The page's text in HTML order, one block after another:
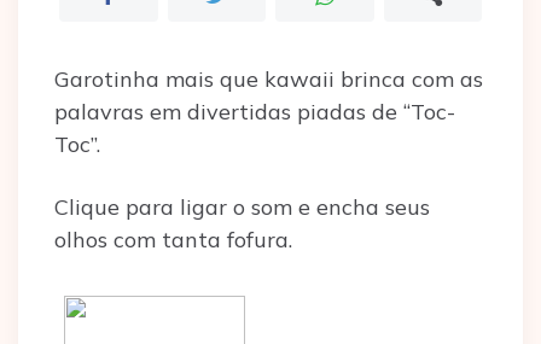
Garotinha mais que kawaii brinca com as
palavras em divertidas piadas de “Toc-
Toc”.
Clique para ligar o som e encha seus
olhos com tanta fofura.